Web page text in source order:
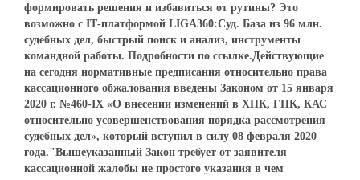
формировать решения и избавиться от рутины? Это
возможно с ІТ-платформой LIGA360:Cуд. База из 96 млн.
судебных дел, быстрый поиск и анализ, инструменты
командной работы. Подробности по ссылке.Действующие
на сегодня нормативные предписания относительно права
кассационного обжалования введены Законом от 15 января
2020 г. №460-IX «О внесении изменений в ХПК, ГПК, КАС
относительно усовершенствования порядка рассмотрения
судебных дел», который вступил в силу 08 февраля 2020
года."Вышеуказанный Закон требует от заявителя
кассационной жалобы не простого указания в чем